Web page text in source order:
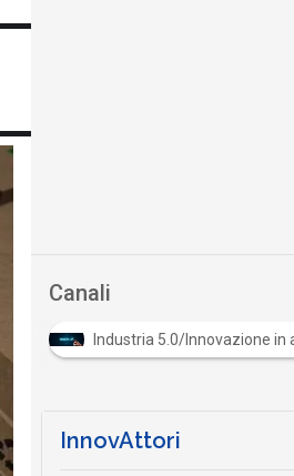
Canali
Industria 5.0/Innovazione in
InnovAttori